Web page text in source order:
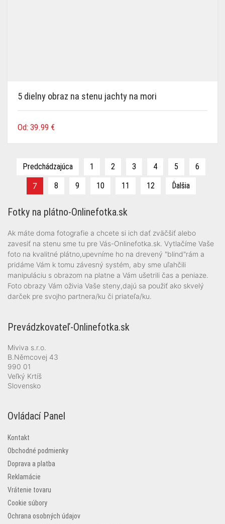
5 dielny obraz na stenu jachty na mori
Od: 39.99 €
Predchádzajúca 1 2 3 4 5 6
7 8 9 10 11 12 Ďalšia
Fotky na plátno-Onlinefotka.sk
Ak máte doma fotografie a chcete si ich dať zväčšiť alebo
zavesiť na stenu sme tu pre Vás-Onlinefotka.sk. Vytlačíme Vaše
foto na kvalitné plátno,upevníme ho na drevený "blind"rám a
pridáme Vám k tomu závesný systém, aby sme uľahčili
manipuláciu s obrazom na platne a Vám ušetrili čas a peniaze.
Foto obrazy Vám oživia Vaše steny,dajú sa použiť ako skvelý
darček pre svojho partnera/ku či priateľa/ku.
Prevádzkovateľ-Onlinefotka.sk
Miviva s.r.o.
B.Němcovej 43
990 01
Veľký Krtíš
Slovensko
Ovládací Panel
Kontakt
Obchodné podmienky
Doprava a platba
Reklamácie
Vrátenie tovaru
Cookie súbory
Ochrana osobných údajov